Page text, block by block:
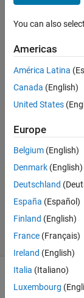
と​2段
目で色
を変更
する​方
法につ
いて
Ryosuke
Takahashi
6 Apr
2020
1 Answer
Updated
8 Apr 2020
15 Views
(30 days)
You can also
Americas
América Latina
Canada (English)
United States
Europe
Belgium (English)
Denmark (English)
Deutschland
España (Español)
Finland (English)
France (Français)
Ireland (English)
Italia (Italiano)
Luxembourg